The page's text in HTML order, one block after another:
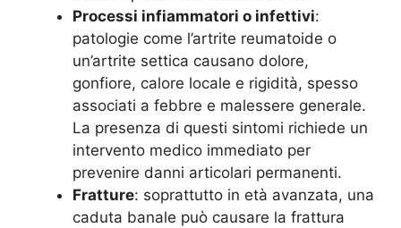
Processi infiammatori o infettivi:
patologie come l’artrite reumatoide o
un’artrite settica causano dolore,
gonfiore, calore locale e rigidità, spesso
associati a febbre e malessere generale.
La presenza di questi sintomi richiede un
intervento medico immediato per
prevenire danni articolari permanenti.
Fratture: soprattutto in età avanzata, una
caduta banale può causare la frattura